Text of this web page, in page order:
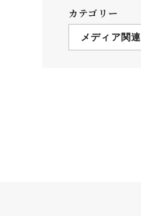
３Dパノラマビュー
カテゴリー
メディア関連